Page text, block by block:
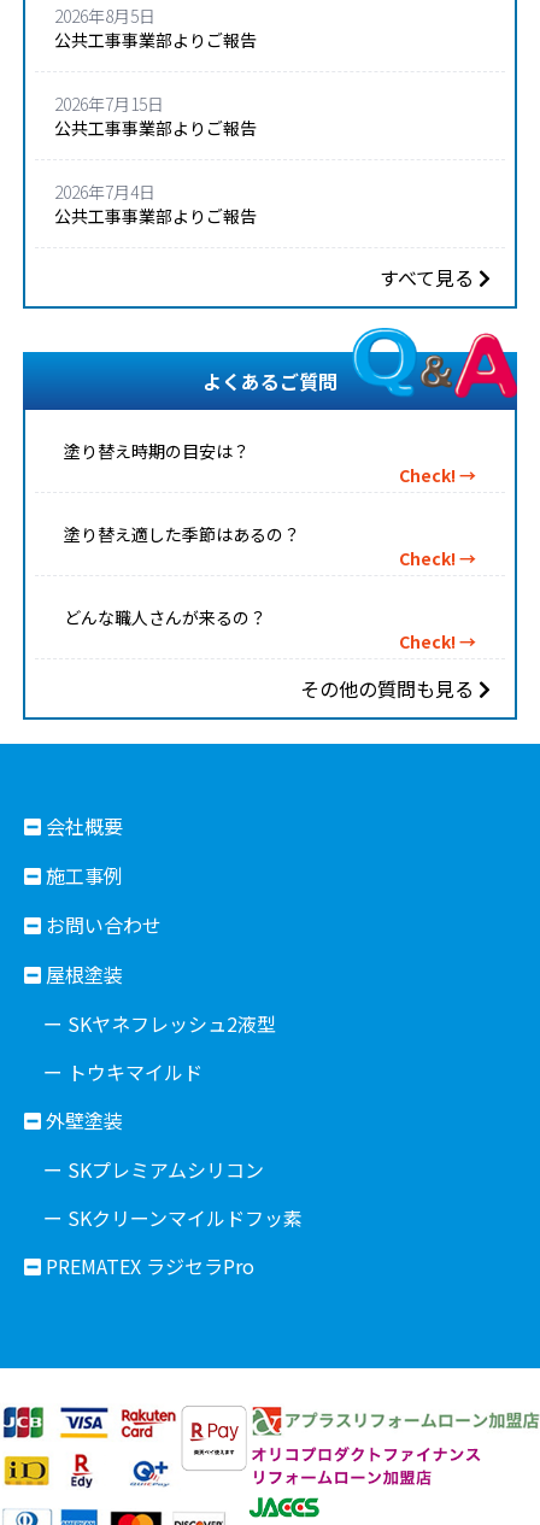
2026年8月5日
公共工事事業部よりご報告
2026年7月15日
公共工事事業部よりご報告
2026年7月4日
公共工事事業部よりご報告
すべて見る
よくあるご質問
塗り替え時期の目安は？
Check! →
塗り替え適した季節はあるの？
Check! →
どんな職人さんが来るの？
Check! →
その他の質問も見る
会社概要
施工事例
お問い合わせ
屋根塗装
ー SKヤネフレッシュ2液型
ー トウキマイルド
外壁塗装
ー SKプレミアムシリコン
ー SKクリーンマイルドフッ素
PREMATEX ラジセラPro